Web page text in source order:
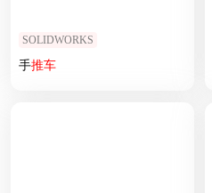
SOLIDWORKS
手推车